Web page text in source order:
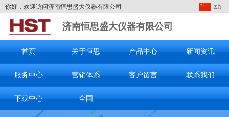
你好，欢迎访问济南恒思盛大仪器有限公司 zh
济南恒思盛大仪器有限公司
首页 关于恒思 产品中心 新闻资讯
服务中心 营销体系 客户留言 联系我们
下载中心 全国